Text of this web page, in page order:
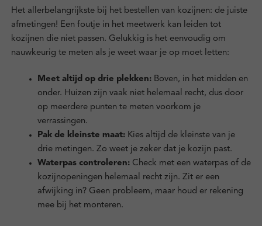
Het allerbelangrijkste bij het bestellen van kozijnen: de juiste
afmetingen! Een foutje in het meetwerk kan leiden tot
kozijnen die niet passen. Gelukkig is het eenvoudig om
nauwkeurig te meten als je weet waar je op moet letten:
Meet altijd op drie plekken:Boven, in het midden en
onder. Huizen zijn vaak niet helemaal recht, dus door
op meerdere punten te meten voorkom je
verrassingen.
Pak de kleinste maat:Kies altijd de kleinste van je
drie metingen. Zo weet je zeker dat je kozijn past.
Waterpas controleren:Check met een waterpas of de
kozijnopeningen helemaal recht zijn. Zit er een
afwijking in? Geen probleem, maar houd er rekening
mee bij het monteren.